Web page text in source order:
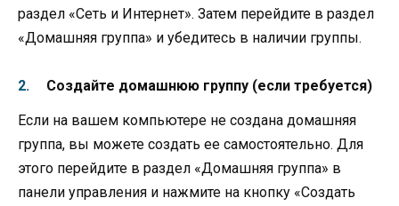
раздел «Сеть и Интернет». Затем перейдите в раздел
«Домашняя группа» и убедитесь в наличии группы.
Создайте домашнюю группу (если требуется)
Если на вашем компьютере не создана домашняя
группа, вы можете создать ее самостоятельно. Для
этого перейдите в раздел «Домашняя группа» в
панели управления и нажмите на кнопку «Создать